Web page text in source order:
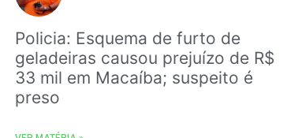
Policia: Esquema de furto de
geladeiras causou prejuízo de R$
33 mil em Macaíba; suspeito é
preso